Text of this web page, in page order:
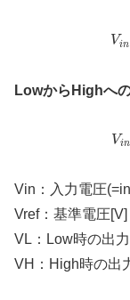
Vin
LowからHighへ
Vin
Vin：入力電圧
Vref：基準電圧[V]
VL：Low時の出
VH：High時の出